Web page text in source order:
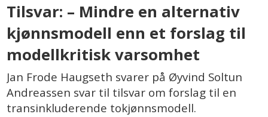
Tilsvar: – Mindre en alternativ
kjønnsmodell enn et forslag til
modellkritisk varsomhet
Jan Frode Haugseth svarer på Øyvind Soltun
Andreassen svar til tilsvar om forslag til en
transinkluderende tokjønnsmodell.